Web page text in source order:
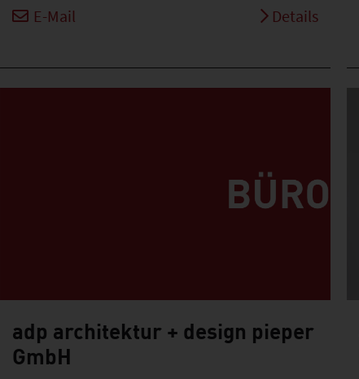
E-Mail
Details
adp architektur + design pieper
GmbH